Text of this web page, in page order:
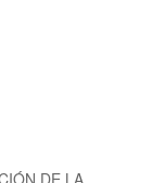
DE LA